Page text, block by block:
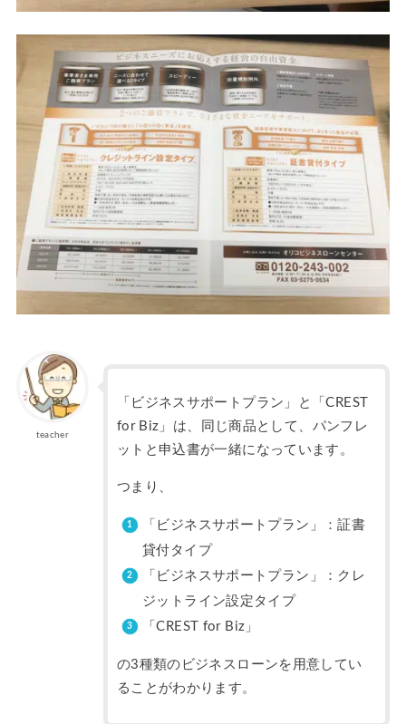
teacher
「ビジネスサポートプラン」と「CREST
for Biz」は、同じ商品として、パンフレ
ットと申込書が一緒になっています。
つまり、
「ビジネスサポートプラン」：証書
貸付タイプ
「ビジネスサポートプラン」：クレ
ジットライン設定タイプ
「CREST for Biz」
の3種類のビジネスローンを用意してい
ることがわかります。